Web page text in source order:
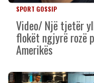
SPORT GOSSIP
Video/ Një tjetër
flokët ngjyrë rozë
Amerikës